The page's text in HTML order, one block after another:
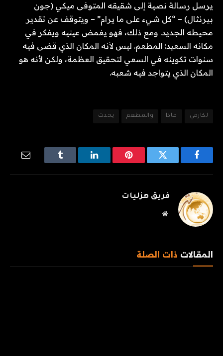
يرسل رسالة نصية إلى شقيقه المتوفى ميكي (جون
بيرنثال) – “كل شيء على ما يرام” – ويتوقف عن تقدير
محيطه الجديد. ومع ذلك، فهو يغمض عينيه ويفكر في
مكانه السعيد: المطعم. ليس لأنه المكان الذي قضى فيه
سنوات تكوينه في السعي لتحقيق العظمة، ولكن لأنه هو
المكان الذي يتواجد فيه شعبه.
لكارمي ماذا والمطعم يحدث
فيسبوك تويتر بينتيريستلينكدإن Tumblr
فريق هزليات
موقع
المقالات ذات الصلة